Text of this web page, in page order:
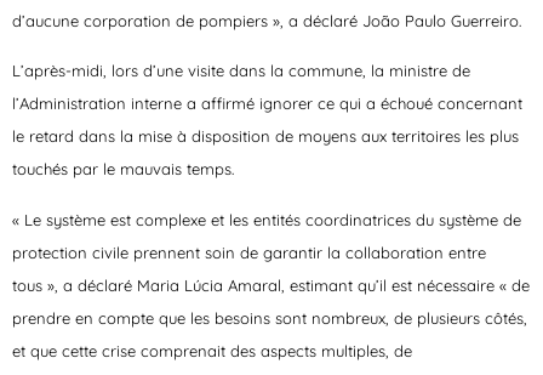
d’aucune corporation de pompiers », a déclaré João Paulo Guerreiro.
L’après-midi, lors d’une visite dans la commune, la ministre de
l’Administration interne a affirmé ignorer ce qui a échoué concernant
le retard dans la mise à disposition de moyens aux territoires les plus
touchés par le mauvais temps.
« Le système est complexe et les entités coordinatrices du système de
protection civile prennent soin de garantir la collaboration entre
tous », a déclaré Maria Lúcia Amaral, estimant qu’il est nécessaire « de
prendre en compte que les besoins sont nombreux, de plusieurs côtés,
et que cette crise comprenait des aspects multiples, de